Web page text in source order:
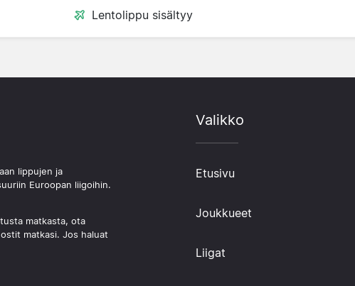
Lentolippu sisältyy
lippujen ja
Euroopan liigoihin.
matkasta, ota
matkasi. Jos haluat
Valikko
Etusivu
Joukkueet
Liigat